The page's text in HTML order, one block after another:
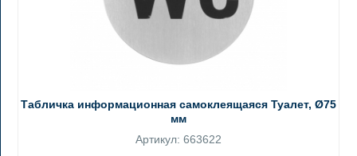
Табличка информационная самоклеящаяся Туалет, Ø75
мм
Артикул: 663622